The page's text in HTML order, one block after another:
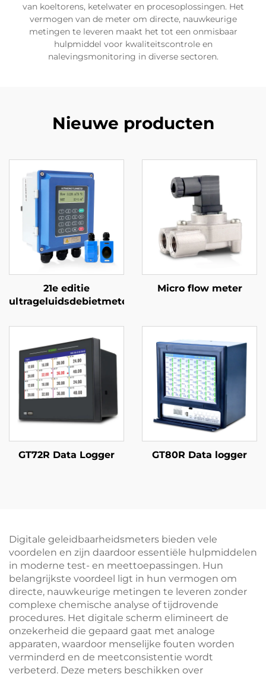
van koeltorens, ketelwater en procesoplossingen. Het
vermogen van de meter om directe, nauwkeurige
metingen te leveren maakt het tot een onmisbaar
hulpmiddel voor kwaliteitscontrole en
nalevingsmonitoring in diverse sectoren.
Nieuwe producten
21e editie
ultrageluidsdebietmeter
Micro flow meter
GT72R Data Logger GT80R Data logger
Digitale geleidbaarheidsmeters bieden vele
voordelen en zijn daardoor essentiële hulpmiddelen
in moderne test- en meettoepassingen. Hun
belangrijkste voordeel ligt in hun vermogen om
directe, nauwkeurige metingen te leveren zonder
complexe chemische analyse of tijdrovende
procedures. Het digitale scherm elimineert de
onzekerheid die gepaard gaat met analoge
apparaten, waardoor menselijke fouten worden
verminderd en de meetconsistentie wordt
verbeterd. Deze meters beschikken over